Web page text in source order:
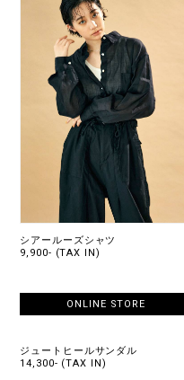
シアールーズシャツ
9,900- (TAX IN)
ONLINE STORE
ジュートヒールサンダル
14,300- (TAX IN)